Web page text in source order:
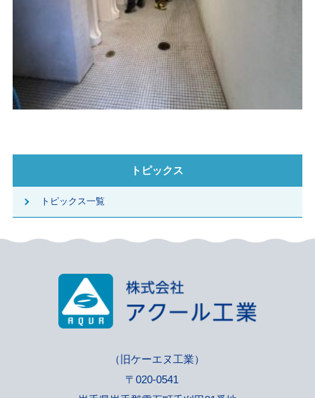
トピックス
トピックス一覧
（旧ケーエヌ工業）
〒020-0541